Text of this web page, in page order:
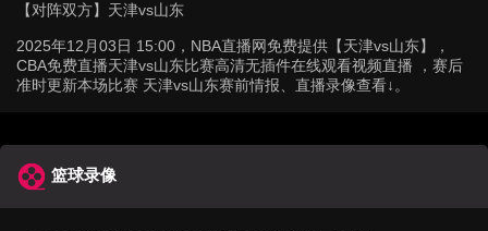
【对阵双方】 天津vs山东
2025年12月03日 15:00，NBA直播网免费提供【天津vs山东】，
CBA免费直播天津vs山东比赛高清无插件在线观看视频直播 ，赛后
准时更新本场比赛 天津vs山东赛前情报、直播录像查看↓。
篮球录像